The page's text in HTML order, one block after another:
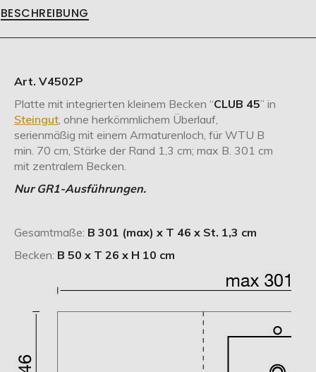
BESCHREIBUNG
Art. V4502P
Platte mit integrierten kleinem Becken “CLUB 45” in
Steingut , ohne herkömmlichem Überlauf,
serienmäßig mit einem Armaturenloch, für WTU B
min. 70 cm, Stärke der Rand 1,3 cm; max B. 301 cm
mit zentralem Becken.
Nur GR1-Ausführungen.
Gesamtmaße: B 301 (max) x T 46 x St. 1,3 cm
Becken: B 50 x T 26 x H 10 cm